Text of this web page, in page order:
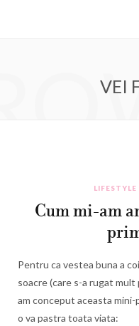
VEI
LIFESTYLE
Cum mi-am
Pentru ca vestea buna a
soacre (care s-a rugat
am conceput aceasta
o va pastra toata viata: